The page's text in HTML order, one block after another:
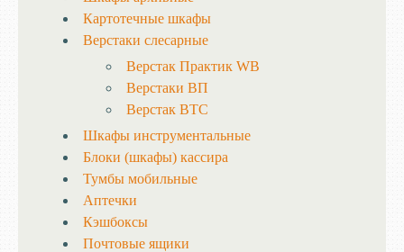
Картотечные шкафы
Верстаки слесарные
Верстак Практик WB
Верстаки ВП
Верстак ВТС
Шкафы инструментальные
Блоки (шкафы) кассира
Тумбы мобильные
Аптечки
Кэшбоксы
Почтовые ящики